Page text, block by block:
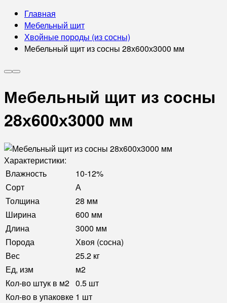
Главная
Мебельный щит
Хвойные породы (из сосны)
Мебельный щит из сосны 28х600х3000 мм
Мебельный щит из сосны
28х600х3000 мм
Характеристики:
Влажность
10-12%
Сорт
А
Толщина
28 мм
Ширина
600 мм
Длина
3000 мм
Порода
Хвоя (сосна)
Вес
25.2 кг
Ед, изм
м2
Кол-во штук в м2 0.5 шт
Кол-во в упаковке 1 шт